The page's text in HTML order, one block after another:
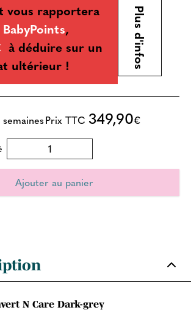
vous rapportera
,
à déduire sur un
ultérieur !
Plus d'infos
Prix TTC 349,90€
N Care Dark-grey